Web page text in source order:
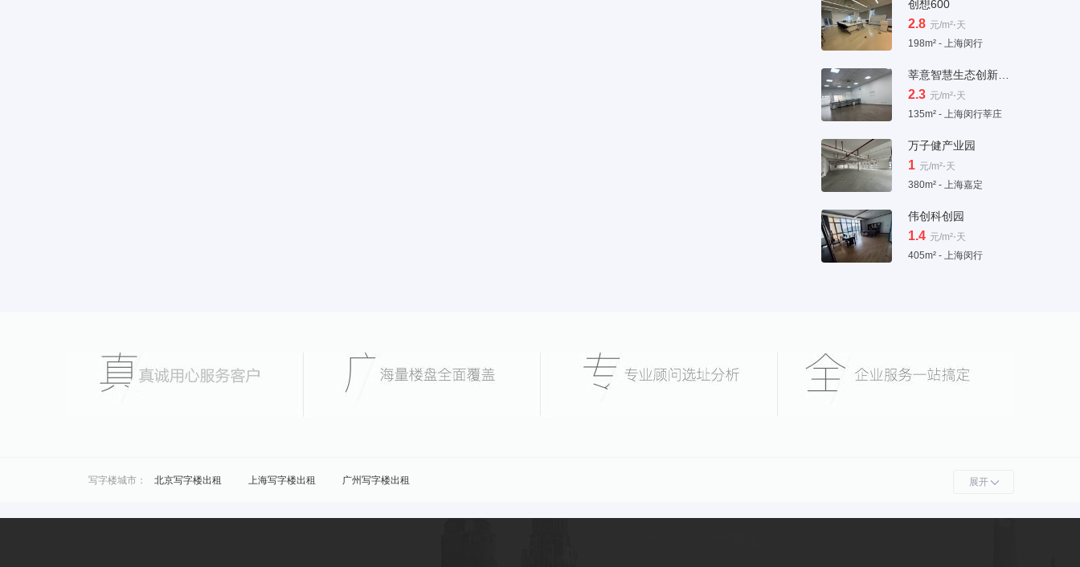
创想600
2.8 元/m²⋅天
198m² - 上海闵行
2.3 元/m²⋅天
135m² - 上海闵行莘庄
万子健产业园
1 元/m²⋅天
380m² - 上海嘉定
伟创科创园
1.4 元/m²⋅天
405m² - 上海闵行
展开
写字楼城市： 北京写字楼出租 上海写字楼出租 广州写字楼出租